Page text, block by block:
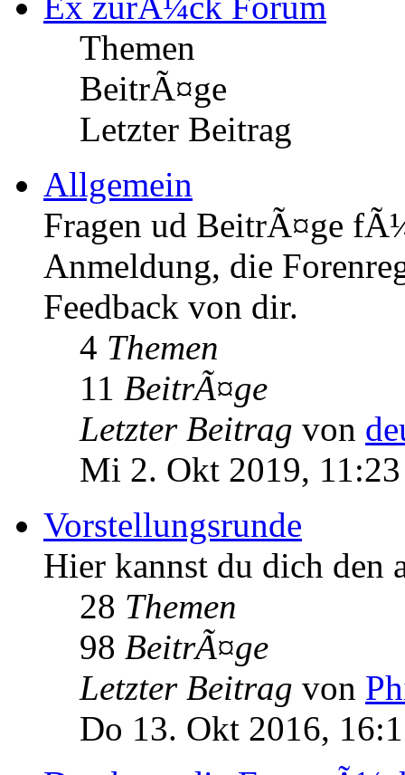
Themen
BeitrÃ¤ge
Letzter Beitrag
Allgemein
Fragen ud BeitrÃ¤ge
Anmeldung, die
Feedback von dir.
4 Themen
11 BeitrÃ¤ge
Letzter Beitrag von
Mi 2. Okt 2019, 11:23
Vorstellungsrunde
Hier kannst du dich den
28 Themen
98 BeitrÃ¤ge
Letzter Beitrag von
Do 13. Okt 2016,